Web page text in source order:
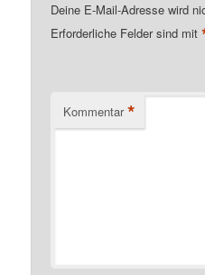
Deine E-Mail-Adresse wird
Erforderliche Felder sind mit
Kommentar *